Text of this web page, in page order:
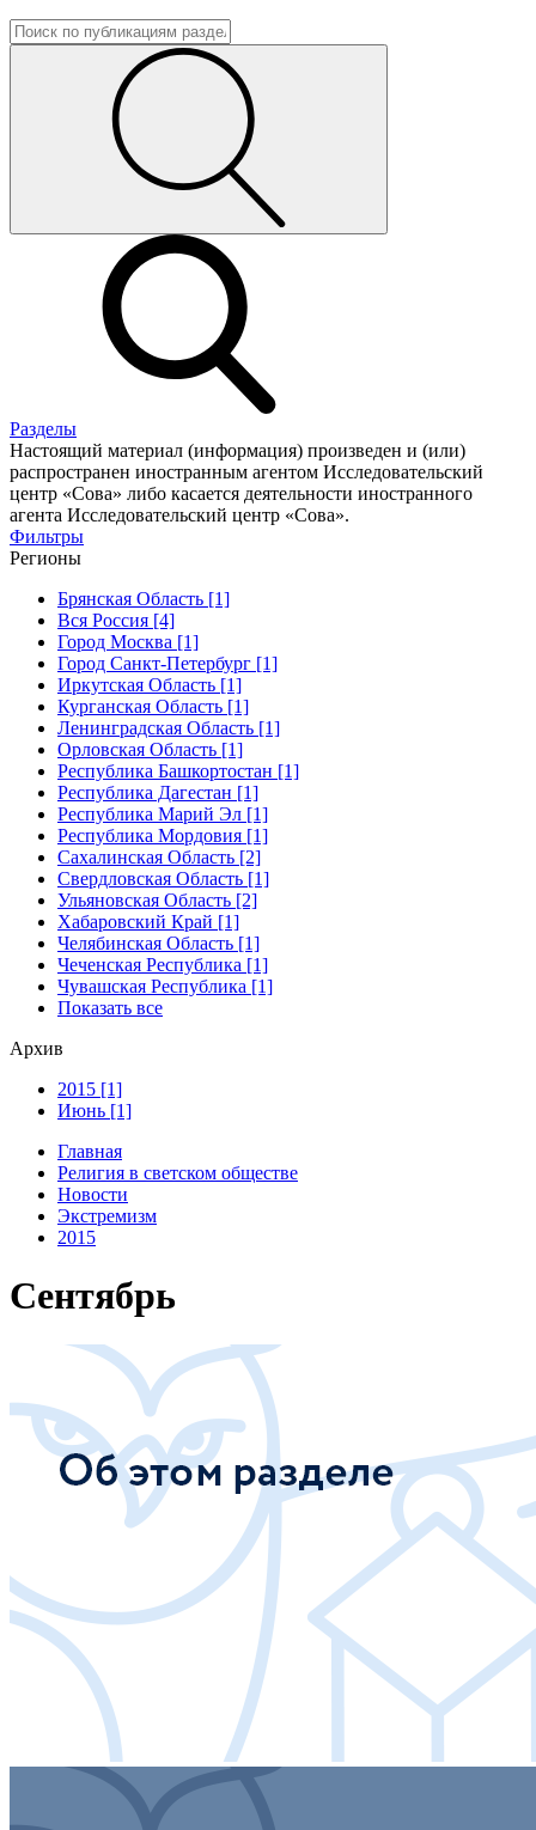
Разделы
Настоящий материал (информация) произведен и (или)
распространен иностранным агентом Исследовательский
центр «Сова» либо касается деятельности иностранного
агента Исследовательский центр «Сова».
Фильтры
Регионы
Брянская Область [1]
Вся Россия [4]
Город Москва [1]
Город Санкт-Петербург [1]
Иркутская Область [1]
Курганская Область [1]
Ленинградская Область [1]
Орловская Область [1]
Республика Башкортостан [1]
Республика Дагестан [1]
Республика Марий Эл [1]
Республика Мордовия [1]
Сахалинская Область [2]
Свердловская Область [1]
Ульяновская Область [2]
Хабаровский Край [1]
Челябинская Область [1]
Чеченская Республика [1]
Чувашская Республика [1]
Показать все
Архив
2015 [1]
Июнь [1]
Главная
Религия в светском обществе
Новости
Экстремизм
2015
Сентябрь